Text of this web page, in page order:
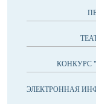
КОНКУРС
ЭЛЕКТРОННАЯ